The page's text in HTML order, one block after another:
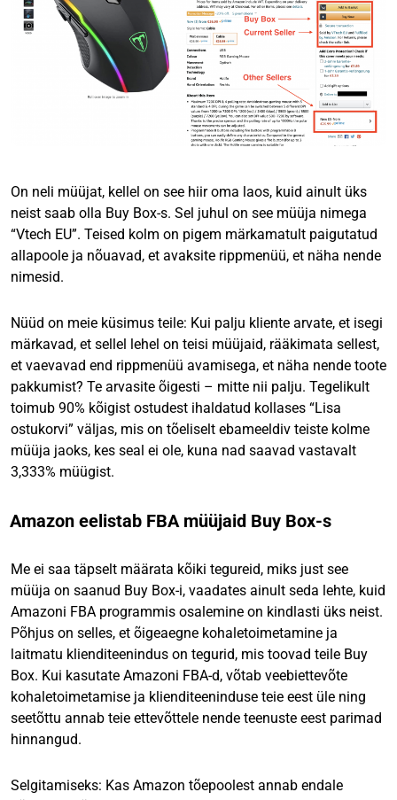
On neli müüjat, kellel on see hiir oma laos, kuid ainult üks
neist saab olla Buy Box-s. Sel juhul on see müüja nimega
“Vtech EU”. Teised kolm on pigem märkamatult paigutatud
allapoole ja nõuavad, et avaksite rippmenüü, et näha nende
nimesid.
Nüüd on meie küsimus teile: Kui palju kliente arvate, et isegi
märkavad, et sellel lehel on teisi müüjaid, rääkimata sellest,
et vaevavad end rippmenüü avamisega, et näha nende toote
pakkumist? Te arvasite õigesti – mitte nii palju. Tegelikult
toimub 90% kõigist ostudest ihaldatud kollases “Lisa
ostukorvi” väljas, mis on tõeliselt ebameeldiv teiste kolme
müüja jaoks, kes seal ei ole, kuna nad saavad vastavalt
3,333% müügist.
Amazon eelistab FBA müüjaid Buy Box-s
Me ei saa täpselt määrata kõiki tegureid, miks just see
müüja on saanud Buy Box-i, vaadates ainult seda lehte, kuid
Amazoni FBA programmis osalemine on kindlasti üks neist.
Põhjus on selles, et õigeaegne kohaletoimetamine ja
laitmatu klienditeenindus on tegurid, mis toovad teile Buy
Box. Kui kasutate Amazoni FBA-d, võtab veebiettevõte
kohaletoimetamise ja klienditeeninduse teie eest üle ning
seetõttu annab teie ettevõttele nende teenuste eest parimad
hinnangud.
Selgitamiseks: Kas Amazon tõepoolest annab endale